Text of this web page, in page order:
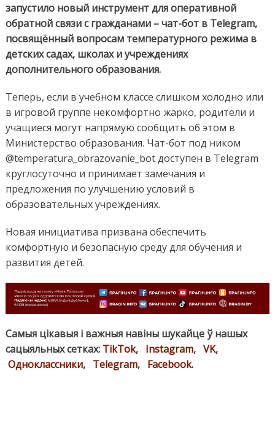
запустило новый инструмент для оперативной
обратной связи с гражданами – чат-бот в Telegram,
посвящённый вопросам температурного режима в
детских садах, школах и учреждениях
дополнительного образования.
Теперь, если в учебном классе слишком холодно или
в игровой группе некомфортно жарко, родители и
учащиеся могут напрямую сообщить об этом в
Министерство образования. Чат-бот под ником
@temperatura_obrazovanie_bot доступен в Telegram
круглосуточно и принимает замечания и
предложения по улучшению условий в
образовательных учреждениях.
Новая инициатива призвана обеспечить
комфортную и безопасную среду для обучения и
развития детей.
Самыя цікавыя і важныя навіны шукайце ў нашых
сацыяльных сетках: TikTok, Instagram, VK,
Одноклассники, Telegram, Facebook.